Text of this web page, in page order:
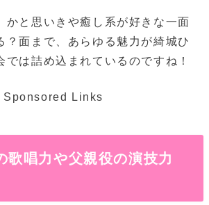
かと思いきや癒し系が好きな一面
？面まで、あらゆる魅力が綺城ひ
では詰め込まれているのですね！
Sponsored Links
歌唱力や父親役の演技力